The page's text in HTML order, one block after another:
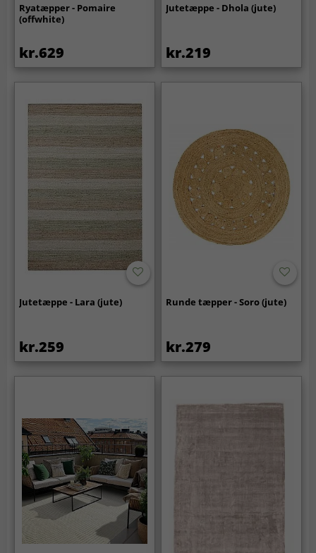
Ryatæpper - Pomaire
(offwhite)
kr.629
Jutetæppe - Dhola (jute)
kr.219
Jutetæppe - Lara (jute)
kr.259
Runde tæpper - Soro (jute)
kr.279